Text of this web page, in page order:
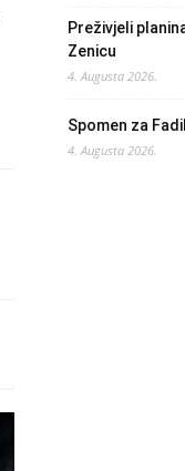
Preživjeli
Zenicu
4. Augusta 2026.
Spomen za
4. Augusta 2026.